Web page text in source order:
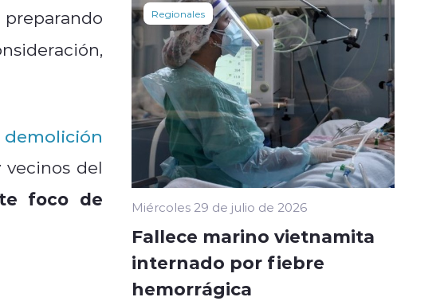
del
foco de
Regionales
Miércoles 29 de julio de 2026
Fallece marino vietnamita
internado por fiebre
hemorrágica